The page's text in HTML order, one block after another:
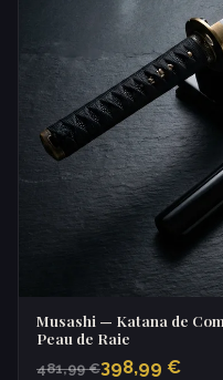
Musashi — Katana de
Peau de Raie
481,99 €398,99 €